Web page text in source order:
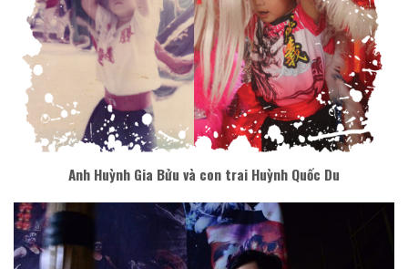
Anh Huỳnh Gia Bửu và con trai Huỳnh Quốc Du